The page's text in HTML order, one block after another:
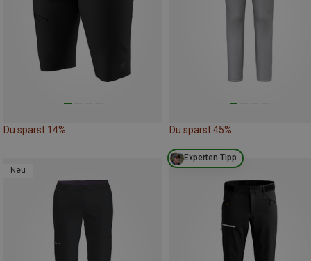
Du sparst 14% Du sparst 45%
Neu
Experten Tipp